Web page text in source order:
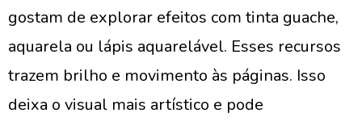
gostam de explorar efeitos com tinta guache,
aquarela ou lápis aquarelável. Esses recursos
trazem brilho e movimento às páginas. Isso
deixa o visual mais artístico e pode